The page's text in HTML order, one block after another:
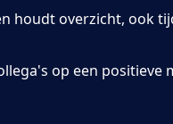
houdt overzicht, ook
op een positieve